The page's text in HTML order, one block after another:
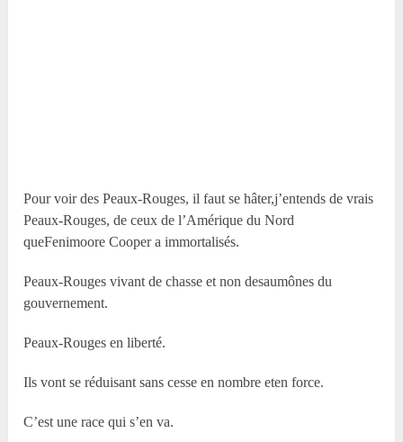
Pour voir des Peaux-Rouges, il faut se hâter,j’entends de vrais
Peaux-Rouges, de ceux de l’Amérique du Nord
queFenimoore Cooper a immortalisés.
Peaux-Rouges vivant de chasse et non desaumônes du
gouvernement.
Peaux-Rouges en liberté.
Ils vont se réduisant sans cesse en nombre eten force.
C’est une race qui s’en va.